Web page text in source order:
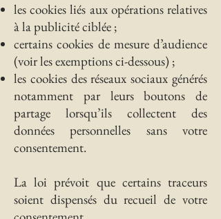
les cookies liés aux opérations relatives
à la publicité ciblée ;
certains cookies de mesure d’audience
(voir les exemptions ci-dessous) ;
les cookies des réseaux sociaux générés
notamment par leurs boutons de
partage lorsqu’ils collectent des
données personnelles sans votre
consentement.
La loi prévoit que certains traceurs
soient dispensés du recueil de votre